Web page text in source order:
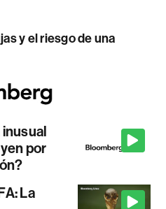
y el riesgo de una
por
La